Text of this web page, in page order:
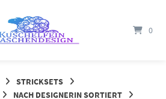
0
STRICKSETS
NACH DESIGNERIN SORTIERT